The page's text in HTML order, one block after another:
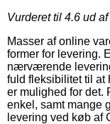
Vurderet til 4.6 ud
Masser af online
former for levering.
nærværende
fuld fleksibilitet til at
er mulighed for det.
enkel, samt mange
levering ved køb af